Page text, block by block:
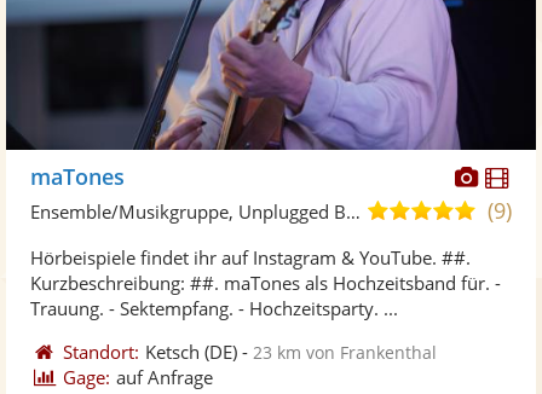
maTones
5,0(9)
Ensemble/Musikgruppe, Unplugged Band/Akustik Band
Hörbeispiele findet ihr auf Instagram & YouTube. ##.
Kurzbeschreibung: ##. maTones als Hochzeitsband für. -
Trauung. - Sektempfang. - Hochzeitsparty. ...
Standort: Ketsch (DE) - 23 km von Frankenthal
Gage: auf Anfrage